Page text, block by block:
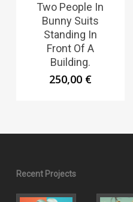
Two People In
Bunny Suits
Standing In
Front Of A
Building.
250,00 €
Recent Projects